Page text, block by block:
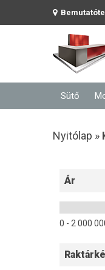
Sütő
Nyitólap »
Ár
0 - 2 000